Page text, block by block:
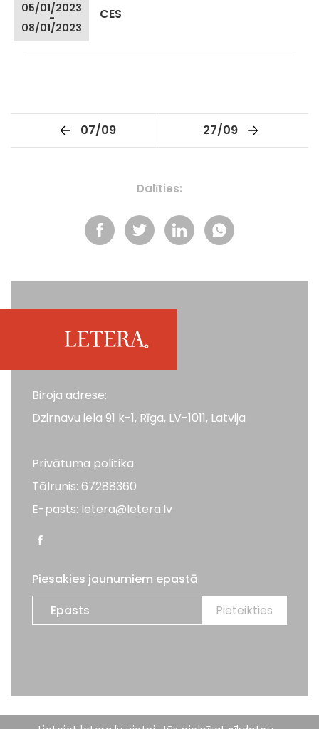
05/01/2023
-
08/01/2023
CES
07/09 27/09
Dalīties:
Biroja adrese:
Dzirnavu iela 91 k-1, Rīga, LV-1011, Latvija
Privātuma politika
Tālrunis: 67288360
E-pasts: letera@letera.lv
Piesakies jaunumiem epastā
Visas tiesības aizsargātas. LETERA 2026